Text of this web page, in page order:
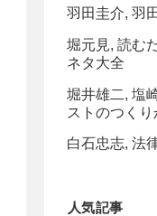
羽田圭介, 羽
堀元見, 読む
ネタ大全
堀井雄二, 塩
ストのつくり
白石忠志, 法
人気記事